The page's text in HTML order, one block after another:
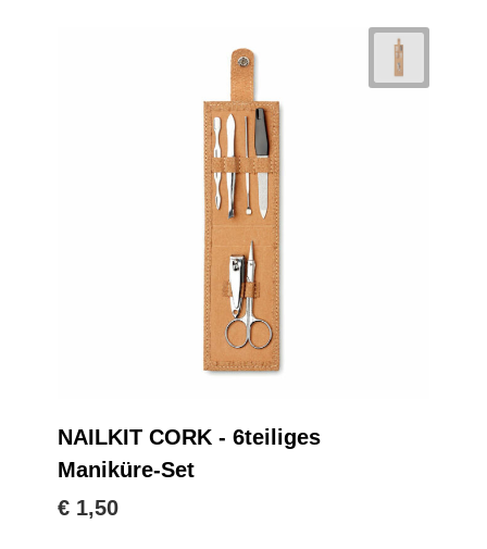
NAILKIT CORK - 6teiliges
Maniküre-Set
€ 1,50